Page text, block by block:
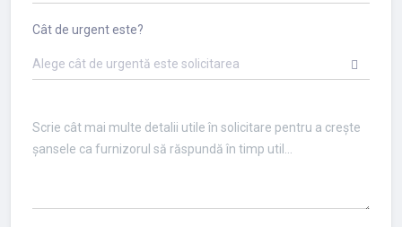
Cât de urgent este?
Alege cât de urgentă este solicitarea